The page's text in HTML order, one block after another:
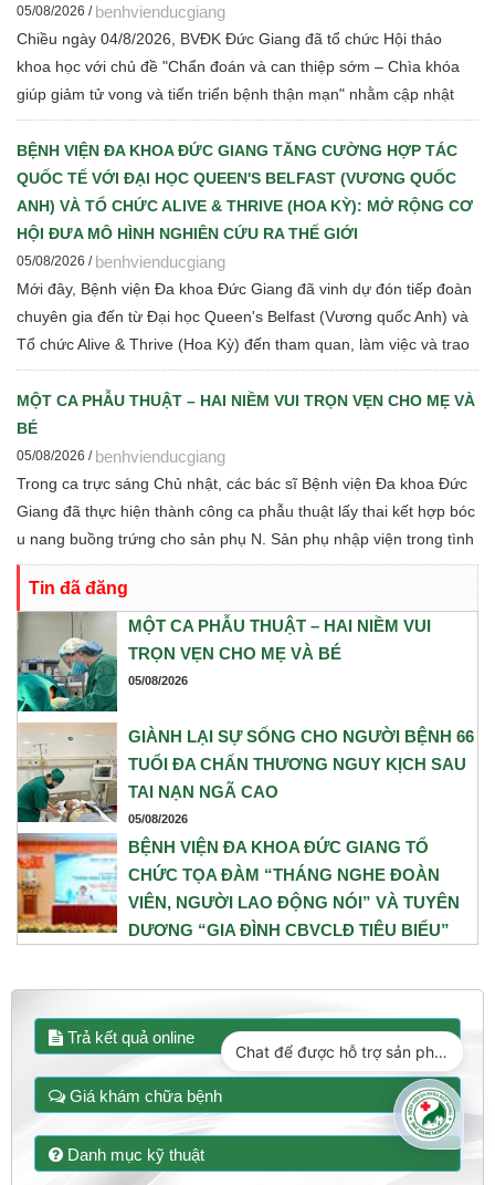
05/08/2026 / benhvienducgiang
Chiều ngày 04/8/2026, BVĐK Đức Giang đã tổ chức Hội thảo
khoa học với chủ đề "Chẩn đoán và can thiệp sớm – Chìa khóa
giúp giảm tử vong và tiến triển bệnh thận mạn" nhằm cập nhật
những tiến bộ mới trong chẩn đoán, điều trị và quản lý bệnh thận
mạn cho đội ngũ cán bộ y tế.
BỆNH VIỆN ĐA KHOA ĐỨC GIANG TĂNG CƯỜNG HỢP TÁC
QUỐC TẾ VỚI ĐẠI HỌC QUEEN'S BELFAST (VƯƠNG QUỐC
ANH) VÀ TỔ CHỨC ALIVE & THRIVE (HOA KỲ): MỞ RỘNG CƠ
HỘI ĐƯA MÔ HÌNH NGHIÊN CỨU RA THẾ GIỚI
05/08/2026 / benhvienducgiang
Mới đây, Bệnh viện Đa khoa Đức Giang đã vinh dự đón tiếp đoàn
chuyên gia đến từ Đại học Queen's Belfast (Vương quốc Anh) và
Tổ chức Alive & Thrive (Hoa Kỳ) đến tham quan, làm việc và trao
đổi chuyên môn về dinh dưỡng bà mẹ - trẻ em, phát triển Ngân
hàng sữa mẹ, vi sinh, phân tích y sinh, đồng thời thảo luận các
định hướng hợp tác nghiên cứu khoa học và chuyển giao tri thức
trong thời gian tới.
MỘT CA PHẪU THUẬT – HAI NIỀM VUI TRỌN VẸN CHO MẸ VÀ
BÉ
05/08/2026 / benhvienducgiang
Trong ca trực sáng Chủ nhật, các bác sĩ Bệnh viện Đa khoa Đức
Giang đã thực hiện thành công ca phẫu thuật lấy thai kết hợp bóc
u nang buồng trứng cho sản phụ N. Sản phụ nhập viện trong tình
trạng chuyển dạ con so, ngôi ngược, kèm theo khối u nang buồng
trứng phải. Trước những yếu tố nguy cơ, ê-kíp Khoa Sản và Khoa
Gây mê Hồi sức đã phối hợp chặt chẽ, xây dựng phương án phẫu
thuật tối ưu nhằm đảm bảo an toàn cao nhất cho cả mẹ và bé.
Tin đã đăng
MỘT CA PHẪU THUẬT – HAI NIỀM VUI
TRỌN VẸN CHO MẸ VÀ BÉ
05/08/2026
GIÀNH LẠI SỰ SỐNG CHO NGƯỜI BỆNH 66
TUỔI ĐA CHẤN THƯƠNG NGUY KỊCH SAU
TAI NẠN NGÃ CAO
05/08/2026
BỆNH VIỆN ĐA KHOA ĐỨC GIANG TỔ
CHỨC TỌA ĐÀM “THÁNG NGHE ĐOÀN
VIÊN, NGƯỜI LAO ĐỘNG NÓI” VÀ TUYÊN
DƯƠNG “GIA ĐÌNH CBVCLĐ TIÊU BIỂU”
Trả kết quả online
Giá khám chữa bệnh
Danh mục kỹ thuật
Chat để được hỗ trợ sản phẩm